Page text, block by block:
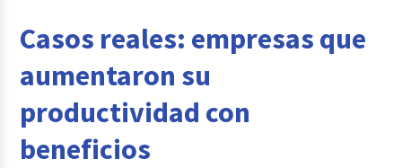
Casos reales: empresas que
aumentaron su
productividad con
beneficios